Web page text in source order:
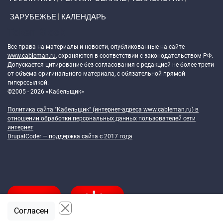
ЗАРУБЕЖЬЕ КАЛЕНДАРЬ
Все права на материалы и новости, опубликованные на сайте
www.cableman.ru, охраняются в соответствии с законодательством РФ.
Допускается цитирование без согласования с редакцией не более трети
от объема оригинального материала, с обязательной прямой
гиперссылкой.
©2005 - 2026 «Кабельщик»
Политика сайта "Кабельщик" (интернет-адреса www.cableman.ru) в
отношении обработки персональных данных пользователей сети
интернет
DrupalCoder — поддержка сайта c 2017 года
Согласен